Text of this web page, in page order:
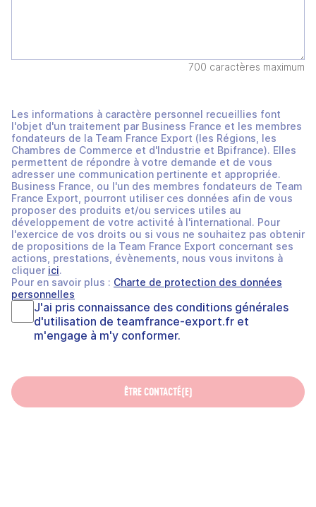
700 caractères maximum
Les informations à caractère personnel recueillies font
l'objet d'un traitement par Business France et les membres
fondateurs de la Team France Export (les Régions, les
Chambres de Commerce et d'Industrie et Bpifrance). Elles
permettent de répondre à votre demande et de vous
adresser une communication pertinente et appropriée.
Business France, ou l'un des membres fondateurs de Team
France Export, pourront utiliser ces données afin de vous
proposer des produits et/ou services utiles au
développement de votre activité à l'international. Pour
l'exercice de vos droits ou si vous ne souhaitez pas obtenir
de propositions de la Team France Export concernant ses
actions, prestations, évènements, nous vous invitons à
cliquer ici.
Pour en savoir plus : Charte de protection des données
personnelles
J'ai pris connaissance des conditions générales
d'utilisation de teamfrance-export.fr et
m'engage à m'y conformer.
ÊTRE CONTACTÉ(E)